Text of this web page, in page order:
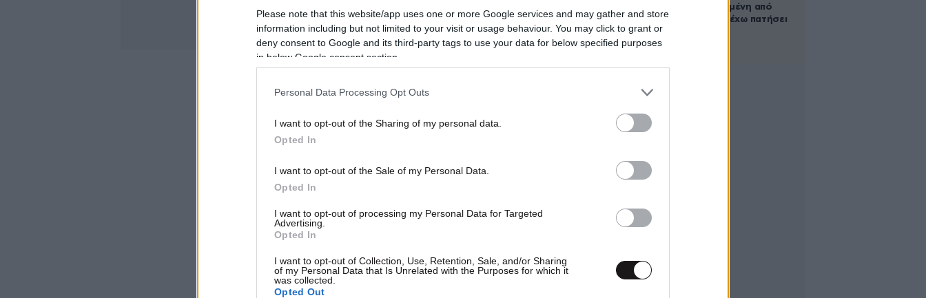
Please note that this website/app uses one or more Google services and may gather and store
information including but not limited to your visit or usage behaviour. You may click to grant or
deny consent to Google and its third-party tags to use your data for below specified purposes
in below Google consent section.
Personal Data Processing Opt Outs
I want to opt-out of the Sharing of my personal data.
Opted In
I want to opt-out of the Sale of my Personal Data.
Opted In
I want to opt-out of processing my Personal Data for Targeted
Advertising.
Opted In
I want to opt-out of Collection, Use, Retention, Sale, and/or Sharing
of my Personal Data that Is Unrelated with the Purposes for which it
was collected.
Opted Out
πιο ευτυχισμένη από
ποτέ – Ναι, έχω πατήσει